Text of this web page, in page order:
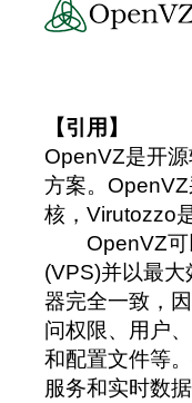
【引用】
OpenVZ是开
方案。
核，Virutozzo
OpenVZ可以
(VPS)并以最
器完全一致，
问权限、用户
和配置文件等
服务和实时数